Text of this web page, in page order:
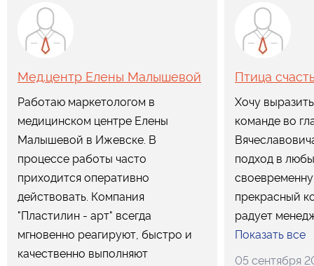
Мед.центр Елены Малышевой
Работаю маркетологом в
медицинском центре Елены
Малышевой в Ижевске. В
процессе работы часто
приходится оперативно
действовать. Компания
"Пластилин - арт" всегда
мгновенно реагируют, быстро и
качественно выполняют
Птица
Хочу
команде во
подход в
прекрасный
радует
Показать все
05 сентября